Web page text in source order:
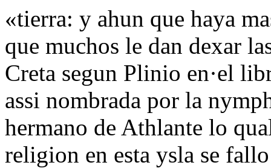
«tierra: y ahun que haya
que muchos le dan dexar
Creta segun Plinio en·el
assi nombrada por la
hermano de Athlante lo
religion en esta ysla se